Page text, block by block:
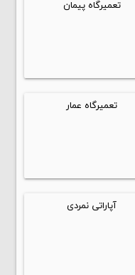
تعمیرگاه پیمان
تعمیرگاه عمار
آپاراتی نمردی